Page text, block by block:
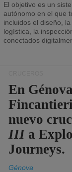
El objetivo es un
autónomo en el que
incluidos el diseño,
logística, la
conectados
En
nuevo
III a
Journeys.
Génova